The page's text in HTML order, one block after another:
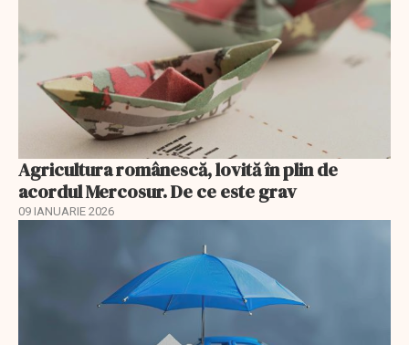
Agricultura românescă, lovită în plin de
acordul Mercosur. De ce este grav
09 IANUARIE 2026